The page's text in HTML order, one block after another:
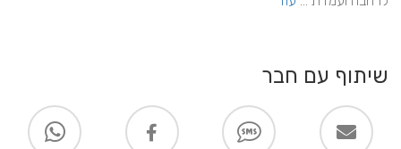
שיתוף עם חבר